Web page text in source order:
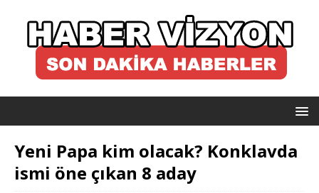
Yeni Papa kim olacak? Konklavda
ismi öne çıkan 8 aday